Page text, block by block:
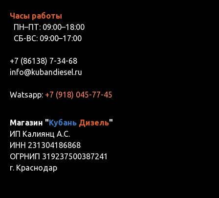
Часы работы
ПН–ПТ: 09:00–18:00
СБ-ВС: 09:00–17:00
+7 (86138) 7-34-68
info@kubandiesel.ru
Watsapp: +7 (918) 045-77-45
Магазин "Кубань Дизель"
ИП Калиянц А.С.
ИНН 231304186868
ОГРНИП 319237500387241
г. Краснодар